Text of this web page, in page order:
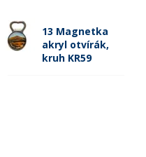
13 Magnetka
akryl otvírák,
kruh KR59